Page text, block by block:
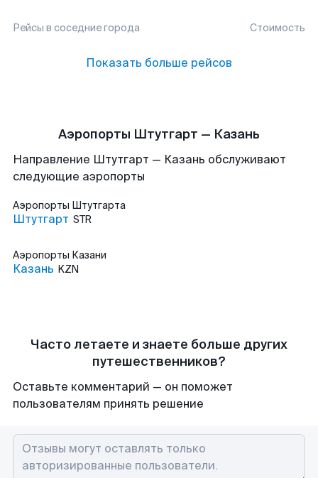
Рейсы в соседние города Стоимость
Показать больше рейсов
Аэропорты Штутгарт — Казань
Направление Штутгарт — Казань обслуживают
следующие аэропорты
Аэропорты Штутгарта
Штутгарт STR
Аэропорты Казани
Казань KZN
Часто летаете и знаете больше других
путешественников?
Оставьте комментарий — он поможет
пользователям принять решение